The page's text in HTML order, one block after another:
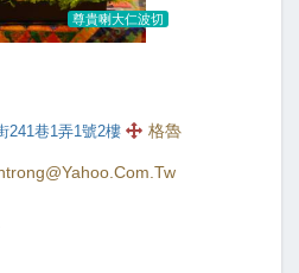
尊貴喇大仁波切
241巷1弄1號2樓 格魯